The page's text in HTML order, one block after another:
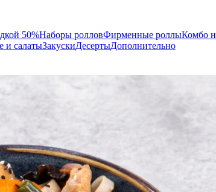
50%Наборы ролловФирменные роллыКомбо
и салатыЗакускиДесертыДополнительно